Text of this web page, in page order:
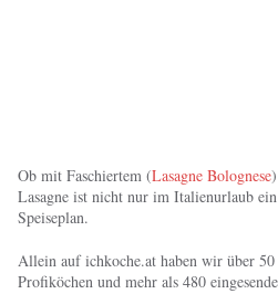
Ob mit Faschiertem (Lasagne Bolognese
Lasagne ist nicht nur im Italienurlaub ein
Speiseplan.
Allein auf ichkoche.at haben wir über 50
Profiköchen und mehr als 480